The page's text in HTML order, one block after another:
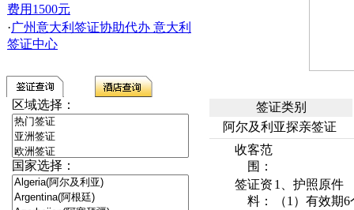
费用1500元
·广州意大利签证协助代办 意大利
签证中心
区域选择：
国家选择：
签证类别
阿尔及利亚探亲签证
收客范
围：
签证资
料：
1、护照原件
（1）有效期